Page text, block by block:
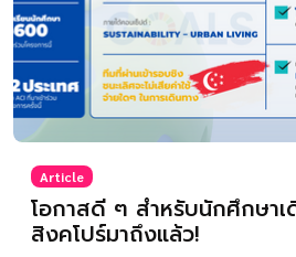
Article
โอกาสดี ๆ สำหรับนักศึกษาเ
สิงคโปร์มาถึงแล้ว!